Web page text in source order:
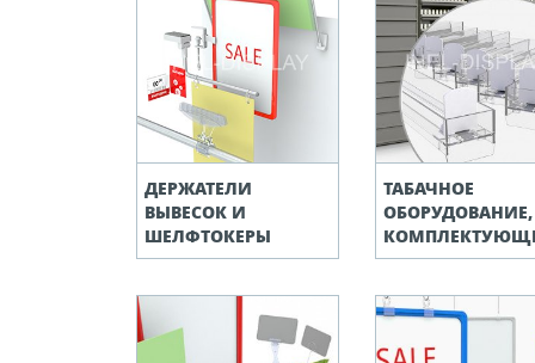
ДЕРЖАТЕЛИ
ВЫВЕСОК И
ШЕЛФТОКЕРЫ
ТАБАЧНОЕ
ОБОРУДОВАНИЕ,